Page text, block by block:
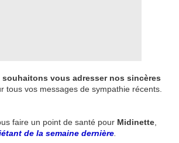
vous adresser nos sincères
tous vos messages de sympathie récents.
faire un point de santé pour Midinette
de la semaine dernière